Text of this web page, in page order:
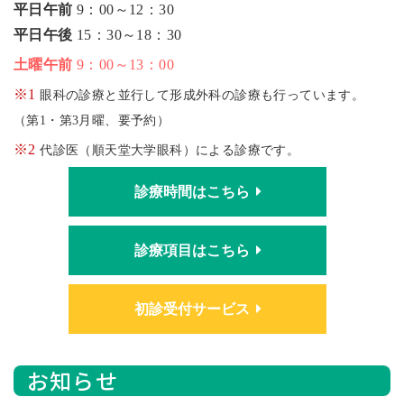
平日午前 9：00～12：30
平日午後 15：30～18：30
土曜午前 9：00～13：00
※1 眼科の診療と並行して形成外科の診療も行っています。
（第1・第3月曜、要予約）
※2 代診医（順天堂大学眼科）による診療です。
診療時間はこちら
診療項目はこちら
初診受付サービス
お知らせ